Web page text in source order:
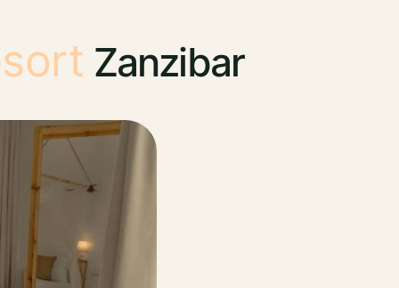
Zanzibar